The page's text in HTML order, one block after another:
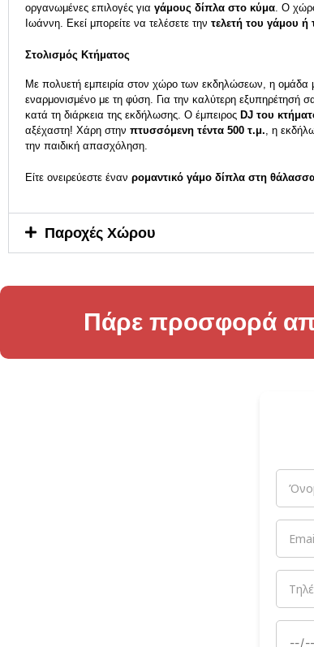
οργανωμένες επιλογές για γάμους δίπλα στο κύμα. Ο
Ιωάννη. Εκεί μπορείτε να τελέσετε την τελετή του γάμου ή
Στολισμός Κτήματος
Με πολυετή εμπειρία στον χώρο των εκδηλώσεων, η ομάδα
εναρμονισμένο με τη φύση. Για την καλύτερη εξυπηρέτησή
κατά τη διάρκεια της εκδήλωσης. Ο έμπειρος DJ του
αξέχαστη! Χάρη στην πτυσσόμενη τέντα 500 τ.μ., η
την παιδική απασχόληση.
Είτε ονειρεύεστε έναν ρομαντικό γάμο δίπλα στη
Παροχές Χώρου
Πάρε προσφορά